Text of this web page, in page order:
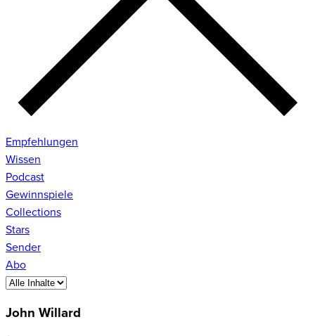
Empfehlungen
Wissen
Podcast
Gewinnspiele
Collections
Stars
Sender
Abo
John Willard